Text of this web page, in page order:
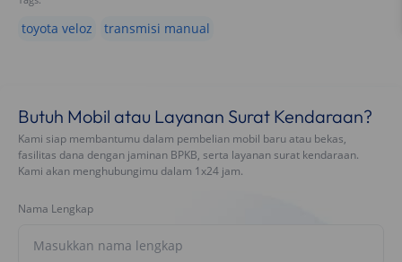
toyota veloz transmisi manual
Butuh Mobil atau Layanan Surat Kendaraan?
Kami siap membantumu dalam pembelian mobil baru atau bekas,
fasilitas dana dengan jaminan BPKB, serta layanan surat kendaraan.
Kami akan menghubungimu dalam 1x24 jam.
Nama Lengkap